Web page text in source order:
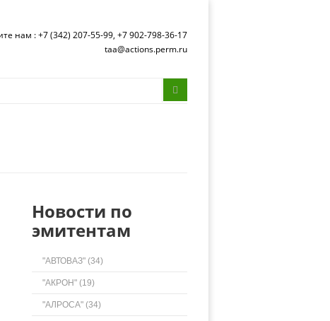
нам : +7 (342) 207-55-99, +7 902-798-36-17
taa@actions.perm.ru
Форма
Поиск
Новости по
эмитентам
"АВТОВАЗ" (34)
"АКРОН" (19)
"АЛРОСА" (34)